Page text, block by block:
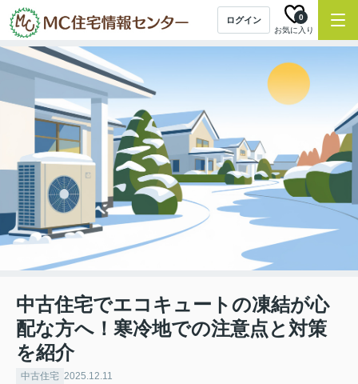
ログイン
お気に入り
0
中古住宅でエコキュートの凍結が心
配な方へ！寒冷地での注意点と対策
を紹介
中古住宅 2025.12.11